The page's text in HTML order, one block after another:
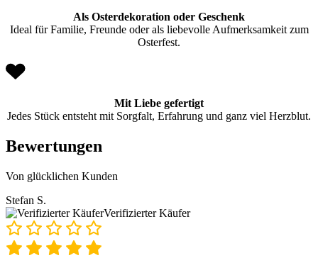
Als Osterdekoration oder Geschenk
Ideal für Familie, Freunde oder als liebevolle Aufmerksamkeit zum
Osterfest.
Mit Liebe gefertigt
Jedes Stück entsteht mit Sorgfalt, Erfahrung und ganz viel Herzblut.
Bewertungen
Von glücklichen Kunden
Stefan S.
Verifizierter Käufer